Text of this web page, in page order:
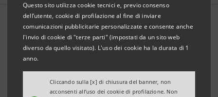
Questo sito utilizza cookie tecnici e, previo consenso
dell’utente, cookie di profilazione al fine di inviare
comunicazioni pubblicitarie personalizzate e consente anche
l'invio di cookie di "terze parti" (impostati da un sito web
diverso da quello visitato). L'uso dei cookie ha la durata di 1
anno.
Cliccando sulla [x] di chiusura del banner, non
acconsenti all’uso dei cookie di profilazione. Non
Co-advisory a Enel per la
gestione di impianti
fotovoltaici in Spagna